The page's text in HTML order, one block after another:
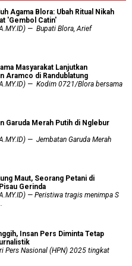
Agama Blora: Ubah Ritual Nikah
'Gembol Catin'
— Bupati Blora, Arief
Masyarakat Lanjutkan
Aramco di Randublatung
— Kodim 0721/Blora bersama
Garuda Merah Putih di Nglebur
— Jembatan Garuda Merah
Maut, Seorang Petani di
Gerinda
— Peristiwa tragis menimpa S
Insan Pers Diminta Tetap
Nasional (HPN) 2025 tingkat